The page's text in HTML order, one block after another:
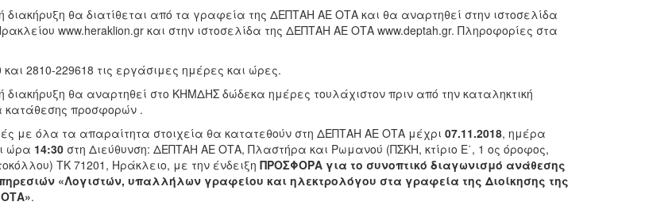
διακήρυξη θα διατίθεται από τα γραφεία της ΔΕΠΤΑΗ ΑΕ ΟΤΑ και θα αναρτηθεί στην ιστοσελίδα
www.heraklion.gr και στην ιστοσελίδα της ΔΕΠΤΑΗ ΑΕ ΟΤΑ www.deptah.gr. Πληροφορίες στα
και 2810-229618 τις εργάσιμες ημέρες και ώρες.
διακήρυξη θα αναρτηθεί στο ΚΗΜΔΗΣ δώδεκα ημέρες τουλάχιστον πριν από την καταληκτική
κατάθεσης προσφορών .
με όλα τα απαραίτητα στοιχεία θα κατατεθούν στη ΔΕΠΤΑΗ ΑΕ ΟΤΑ μέχρι 07.11.2018, ημέρα
ώρα 14:30στη Διεύθυνση: ΔΕΠΤΑΗ ΑΕ ΟΤΑ, Πλαστήρα και Ρωμανού (ΠΣΚΗ, κτίριο Ε΄, 1 ος όροφος,
ΤΚ 71201, Ηράκλειο, με την ένδειξη ΠΡΟΣΦΟΡΑ για το συνοπτικό διαγωνισμό ανάθεσης
«Λογιστών, υπαλλήλων γραφείου και ηλεκτρολόγου στα γραφεία της Διοίκησης της
.